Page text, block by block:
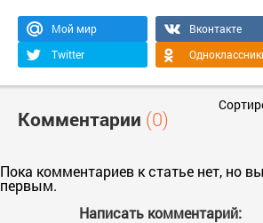
Мой мир
Вконтакте
Twitter
Комментарии (0)
Пока комментариев к статье нет, но
первым.
Написать комментарий: